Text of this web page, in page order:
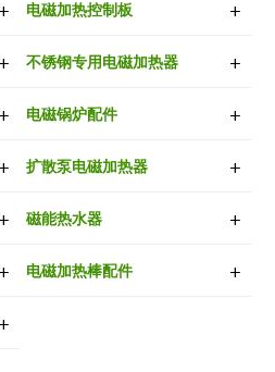
电磁加热控制板
不锈钢专用电磁加热器
电磁锅炉配件
扩散泵电磁加热器
磁能热水器
电磁加热棒配件